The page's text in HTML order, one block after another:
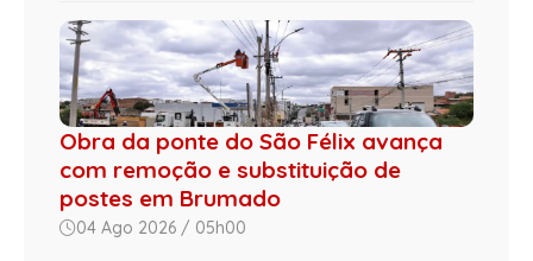
Obra da ponte do São Félix avança
com remoção e substituição de
postes em Brumado
04 Ago 2026 / 05h00